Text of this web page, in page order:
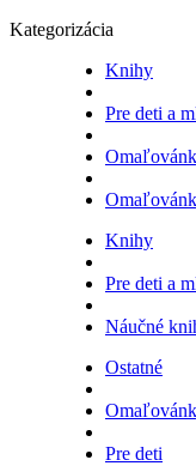
Kategorizácia
Knihy
Pre deti a
Knihy
Pre deti a
Náučné
Ostatné
Pre deti